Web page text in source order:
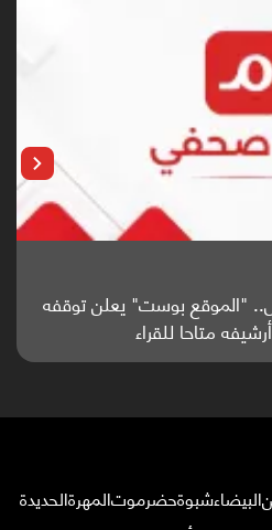
أبحاث ألزهايمر بدراسة
البيضاءشبوةحضرموتالمهرةالحديدة